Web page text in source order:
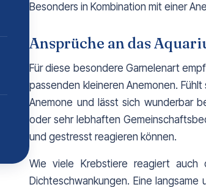
Besonders in Kombination mit einer
Ansprüche an das
Für diese besondere Garnelenart
passenden kleineren Anemonen.
Anemone und lässt sich wunderbar
oder sehr lebhaften
und gestresst reagieren können.
Wie viele Krebstiere reagiert auch
Dichteschwankungen. Eine